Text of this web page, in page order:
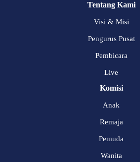
Tentang Kami
Visi & Misi
Pengurus Pusat
Pembicara
Live
Komisi
Anak
Remaja
Pemuda
Wanita